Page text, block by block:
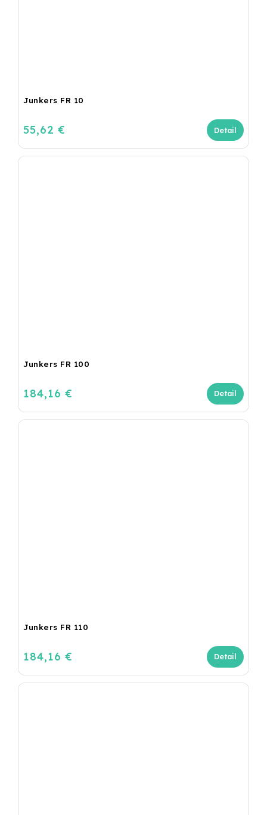
Junkers FR 10
55,62 € Detail
Junkers FR 100
184,16 € Detail
Junkers FR 110
184,16 € Detail